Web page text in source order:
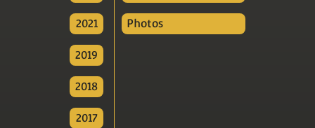
2021
2019
2018
2017
Photos